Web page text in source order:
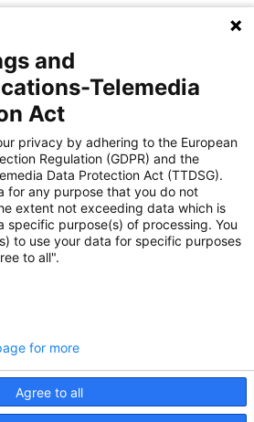
für das Sicherheitsmanagem
TU4® durch TÜViT Essen
das QM-System nach DIN EN
Reg.-Nr. 44 100 091350
CERT
Sicherheits- und
qualifiziertes Unternehmen für
durch das ABZ Bayern
der IHK und Handwerks-
and
Telemedia
Act
privacy by adhering to the European
Regulation (GDPR) and the
Data Protection Act (TTDSG).
for any purpose that you do not
extent not exceeding data which is
specific purpose(s) of processing. You
to use your data for specific purposes
to all".
Agree to all
for more